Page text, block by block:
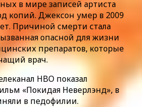
в мире записей артиста
копий. Джексон умер в 2009
Причиной смерти стала
опасной для жизни
препаратов, которые
врач.
HBO показал
«Покидая Неверлэнд», в
в педофилии.